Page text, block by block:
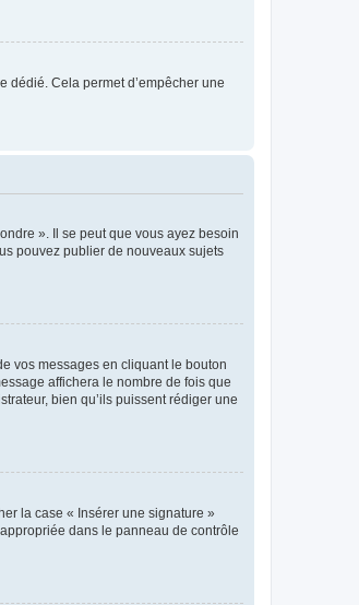
dédié. Cela permet d’empêcher une
». Il se peut que vous ayez besoin
pouvez publier de nouveaux sujets
vos messages en cliquant le bouton
affichera le nombre de fois que
bien qu’ils puissent rédiger une
la case « Insérer une signature »
dans le panneau de contrôle